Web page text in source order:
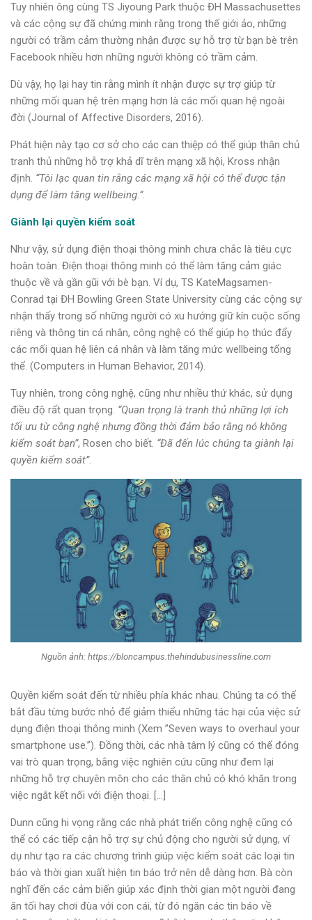
Tuy nhiên ông cùng TS Jiyoung Park thuộc ĐH Massachusettes
và các cộng sự đã chứng minh rằng trong thế giới ảo, những
người có trầm cảm thường nhận được sự hỗ trợ từ bạn bè trên
Facebook nhiều hơn những người không có trầm cảm.
Dù vậy, họ lại hay tin rằng mình ít nhận được sự trợ giúp từ
những mối quan hệ trên mạng hơn là các mối quan hệ ngoài
đời (Journal of Affective Disorders, 2016).
Phát hiện này tạo cơ sở cho các can thiệp có thể giúp thân chủ
tranh thủ những hỗ trợ khả dĩ trên mạng xã hội, Kross nhận
định. “Tôi lạc quan tin rằng các mạng xã hội có thể được tận
dụng để làm tăng wellbeing.”.
Giành lại quyền kiểm soát
Như vậy, sử dụng điện thoại thông minh chưa chắc là tiêu cực
hoàn toàn. Điện thoại thông minh có thể làm tăng cảm giác
thuộc về và gần gũi với bè bạn. Ví dụ, TS KateMagsamen-
Conrad tại ĐH Bowling Green State University cùng các cộng sự
nhận thấy trong số những người có xu hướng giữ kín cuộc sống
riêng và thông tin cá nhân, công nghệ có thể giúp họ thúc đẩy
các mối quan hệ liên cá nhân và làm tăng mức wellbeing tổng
thể. (Computers in Human Behavior, 2014).
Tuy nhiên, trong công nghệ, cũng như nhiều thứ khác, sử dụng
điều độ rất quan trọng. “Quan trọng là tranh thủ những lợi ích
tối ưu từ công nghệ nhưng đồng thời đảm bảo rằng nó không
kiểm soát bạn”, Rosen cho biết. “Đã đến lúc chúng ta giành lại
quyền kiểm soát”.
Nguồn ảnh: https://bloncampus.thehindubusinessline.com
Quyền kiểm soát đến từ nhiều phía khác nhau. Chúng ta có thể
bắt đầu từng bước nhỏ để giảm thiểu những tác hại của việc sử
dụng điện thoại thông minh (Xem ”Seven ways to overhaul your
smartphone use.”). Đồng thời, các nhà tâm lý cũng có thể đóng
vai trò quan trọng, bằng việc nghiên cứu cũng như đem lại
những hỗ trợ chuyên môn cho các thân chủ có khó khăn trong
việc ngắt kết nối với điện thoại. […]
Dunn cũng hi vọng rằng các nhà phát triển công nghệ cũng có
thể có các tiếp cận hỗ trợ sự chủ động cho người sử dụng, ví
dụ như tạo ra các chương trình giúp việc kiểm soát các loại tin
báo và thời gian xuất hiện tin báo trở nên dễ dàng hơn. Bà còn
nghĩ đến các cảm biến giúp xác định thời gian một người đang
ăn tối hay chơi đùa với con cái, từ đó ngăn các tin báo về